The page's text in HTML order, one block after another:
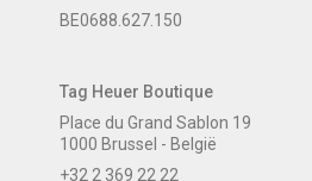
BE0688.627.150
Tag Heuer Boutique
Place du Grand Sablon 19
1000 Brussel - België
+32 2 369 22 22